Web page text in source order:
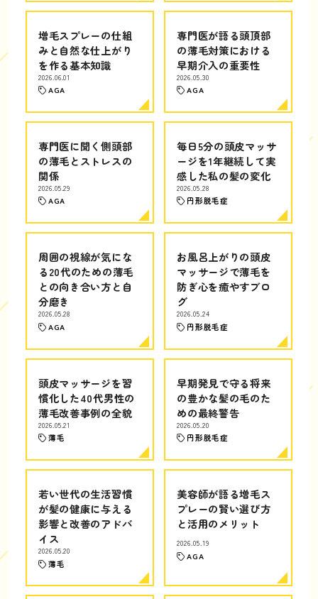
増毛スプレーの仕組
みと自然な仕上がり
を作る基本知識
2026.06.01
AGA
専門医が語る頭頂部
の薄毛対策における
早期介入の重要性
2026.05.30
AGA
専門医に聞く側頭部
の薄毛とストレスの
関係
2026.05.29
AGA
毎日5分の頭皮マッサ
ージを1年継続して実
感した私の髪の変化
2026.05.28
円形脱毛症
周囲の視線が気にな
る20代のための薄毛
との向き合い方と自
分磨き
2026.05.28
AGA
お風呂上がりの頭皮
マッサージで薄毛を
防ぎ心を癒やすブロ
グ
2026.05.24
円形脱毛症
頭皮マッサージを習
慣化した40代男性の
薄毛改善事例の全貌
2026.05.21
薄毛
早期発見で守る将来
の豊かな髪の毛のた
めの最終警告
2026.05.20
円形脱毛症
若い世代の生活習慣
が髪の健康に与える
影響と改善のアドバ
イス
2026.05.20
薄毛
美容師が語る増毛ス
プレーの賢い選び方
と活用のメリット
2026.05.19
AGA